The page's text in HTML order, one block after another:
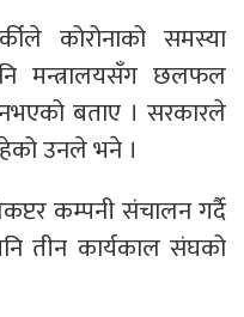
कोरोनाको समस्या
मन्त्रालयसँग छलफल
नभएको बताए । सरकारले
उनले भने ।
कम्पनी संचालन गर्दै
तीन कार्यकाल संघको